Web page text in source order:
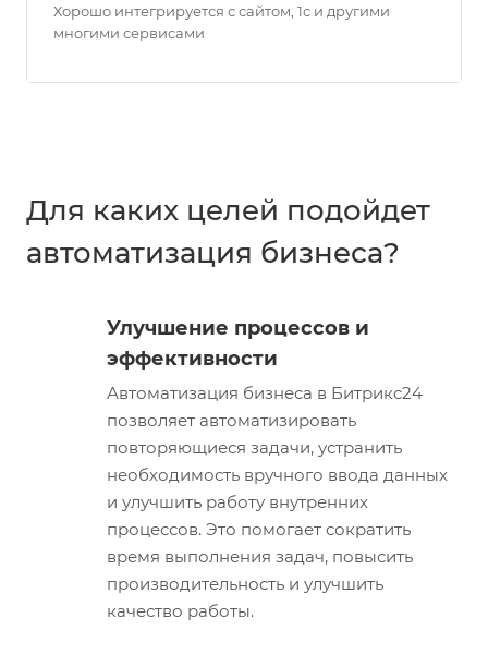
Хорошо интегрируется с сайтом, 1с и другими
многими сервисами
Для каких целей подойдет
автоматизация бизнеса?
Улучшение процессов и
эффективности
Автоматизация бизнеса в Битрикс24
позволяет автоматизировать
повторяющиеся задачи, устранить
необходимость вручного ввода данных
и улучшить работу внутренних
процессов. Это помогает сократить
время выполнения задач, повысить
производительность и улучшить
качество работы.